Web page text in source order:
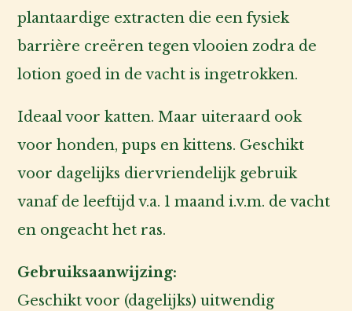
plantaardige extracten die een fysiek
barrière creëren tegen vlooien zodra de
lotion goed in de vacht is ingetrokken.
Ideaal voor katten. Maar uiteraard ook
voor honden, pups en kittens. Geschikt
voor dagelijks diervriendelijk gebruik
vanaf de leeftijd v.a. 1 maand i.v.m. de vacht
en ongeacht het ras.
Gebruiksaanwijzing:
Geschikt voor (dagelijks) uitwendig